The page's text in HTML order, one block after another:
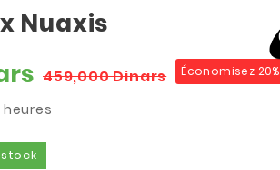
Nuaxis
459,000 Dinars Économisez 20%